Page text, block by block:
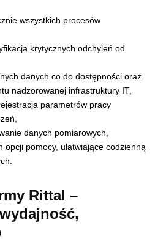
wszystkich procesów
krytycznych odchyleń od
danych co do dostępności oraz
nadzorowanej infrastruktury IT,
parametrów pracy
danych pomiarowych,
opcji pomocy, ułatwiające codzienną
Rittal –
wydajność,